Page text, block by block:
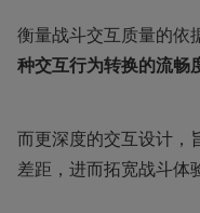
衡量战斗交互质量的依
种交互行为转换的流畅
而更深度的交互设计，
差距，进而拓宽战斗体